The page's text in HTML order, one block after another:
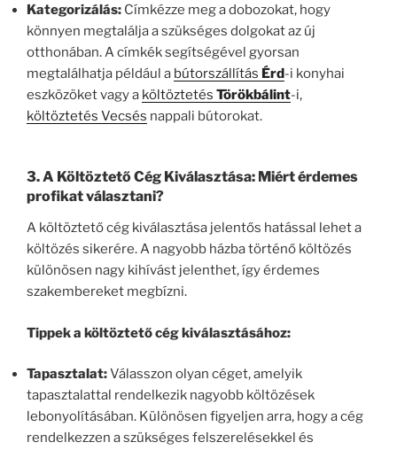
Kategorizálás: Címkézze meg a dobozokat, hogy
könnyen megtalálja a szükséges dolgokat az új
otthonában. A címkék segítségével gyorsan
megtalálhatja például a bútorszállítás Érd-i konyhai
eszközöket vagy a költöztetés Törökbálint-i,
költöztetés Vecsés nappali bútorokat.
3.A Költöztető Cég Kiválasztása: Miért érdemes
profikat választani?
A költöztető cég kiválasztása jelentős hatással lehet a
költözés sikerére. A nagyobb házba történő költözés
különösen nagy kihívást jelenthet, így érdemes
szakembereket megbízni.
Tippek a költöztető cég kiválasztásához:
Tapasztalat:Válasszon olyan céget, amelyik
tapasztalattal rendelkezik nagyobb költözések
lebonyolításában. Különösen figyeljen arra, hogy a cég
rendelkezzen a szükséges felszerelésekkel és